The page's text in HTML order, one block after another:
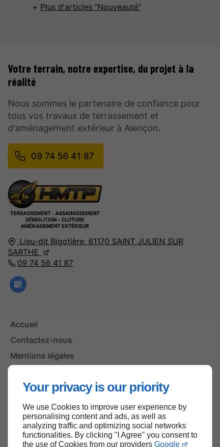
Your privacy is our priority
We use Cookies to improve user experience by
personalising content and ads, as well as
analyzing traffic and optimizing social networks
functionalities. By clicking "I Agree" you consent to
the use of Cookies from our providers Google
Plus d'articles "Nouveauté"
Lieu-dit Bigotière, 61170 SAINT JULIEN SUR
SARTHE
09 74 56 41 87
Accueil
Contactez-nous
Mentions légales
Votre terrain, notre expertise, du projet à la
réalité
Nous sommes le partenaire de confiance pour
tous vos travaux de terrassement et
d'aménagement extérieur à Alençon.
09 74 56 41 87
Haut de page